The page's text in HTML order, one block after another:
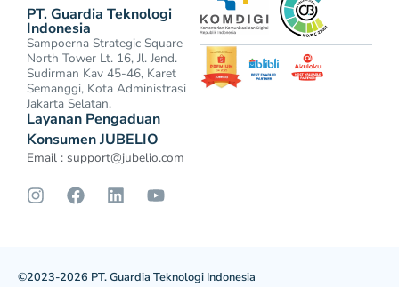
PT. Guardia Teknologi
Indonesia
Sampoerna Strategic Square
North Tower Lt. 16, Jl. Jend.
Sudirman Kav 45-46, Karet
Semanggi, Kota Administrasi
Jakarta Selatan.
Layanan Pengaduan
Konsumen JUBELIO
Email : support@jubelio.com
©2023-2026 PT. Guardia Teknologi Indonesia